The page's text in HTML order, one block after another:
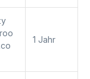
1 Jahr